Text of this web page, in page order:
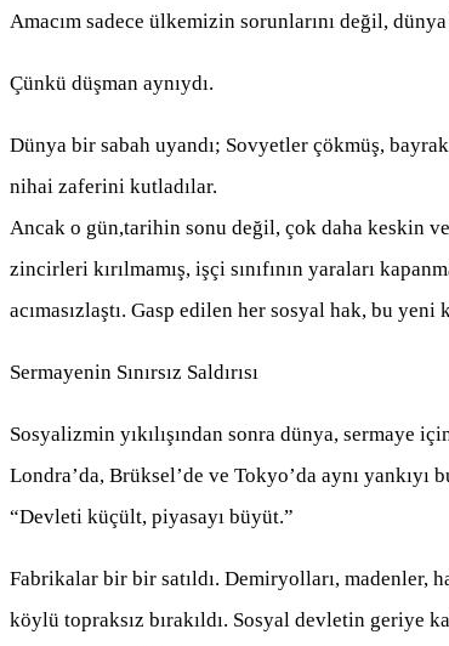
Amacım sadece ülkemizin sorunlarını değil,
Çünkü düşman aynıydı.
Dünya bir sabah uyandı; Sovyetler çökmüş,
nihai zaferini kutladılar.
Ancak o gün,tarihin sonu değil, çok daha keskin
zincirleri kırılmamış, işçi sınıfının yaraları
acımasızlaştı. Gasp edilen her sosyal hak, bu
Sermayenin Sınırsız Saldırısı
Sosyalizmin yıkılışından sonra dünya, sermaye
Londra’da, Brüksel’de ve Tokyo’da aynı
“Devleti küçült, piyasayı büyüt.”
Fabrikalar bir bir satıldı. Demiryolları, madenler,
köylü topraksız bırakıldı. Sosyal devletin geriye